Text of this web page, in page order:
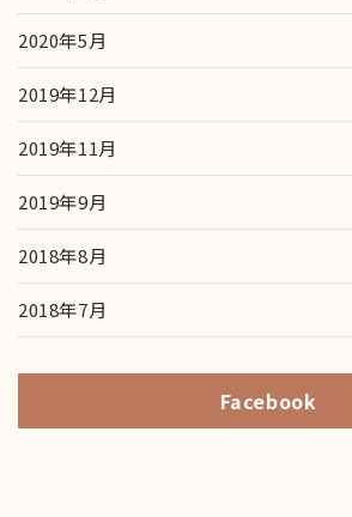
2020年5月
2019年12月
2019年11月
2019年9月
2018年8月
2018年7月
Facebook